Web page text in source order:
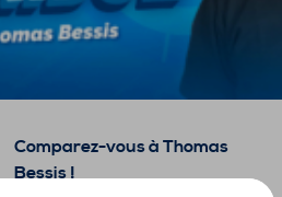
Comparez-vous à Thomas
Bessis !